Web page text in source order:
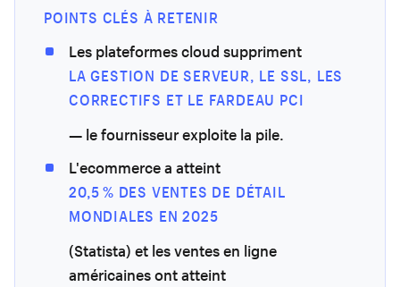
POINTS CLÉS À RETENIR
Les plateformes cloud suppriment
LA GESTION DE SERVEUR, LE SSL, LES
CORRECTIFS ET LE FARDEAU PCI
— le fournisseur exploite la pile.
L'ecommerce a atteint
20,5 % DES VENTES DE DÉTAIL
MONDIALES EN 2025
(Statista) et les ventes en ligne
américaines ont atteint